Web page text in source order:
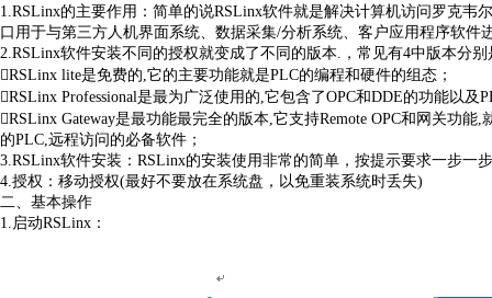
1.RSLinx的主要作用：简单的说RSLinx软件就是解决计算机访问罗克
口用于与第三方人机界面系统、数据采集/分析系统、客户应用程序软件
2.RSLinx软件安装不同的授权就变成了不同的版本.，常见有4中版本分别
RSLinx lite是免费的,它的主要功能就是PLC的编程和硬件的组态；
RSLinx Professional是最为广泛使用的,它包含了OPC和DDE的功能以及
RSLinx Gateway是最功能最完全的版本,它支持Remote OPC和网关功
的PLC,远程访问的必备软件；
3.RSLinx软件安装：RSLinx的安装使用非常的简单，按提示要求一步一
4.授权：移动授权(最好不要放在系统盘，以免重装系统时丢失)
二、基本操作
1.启动RSLinx：